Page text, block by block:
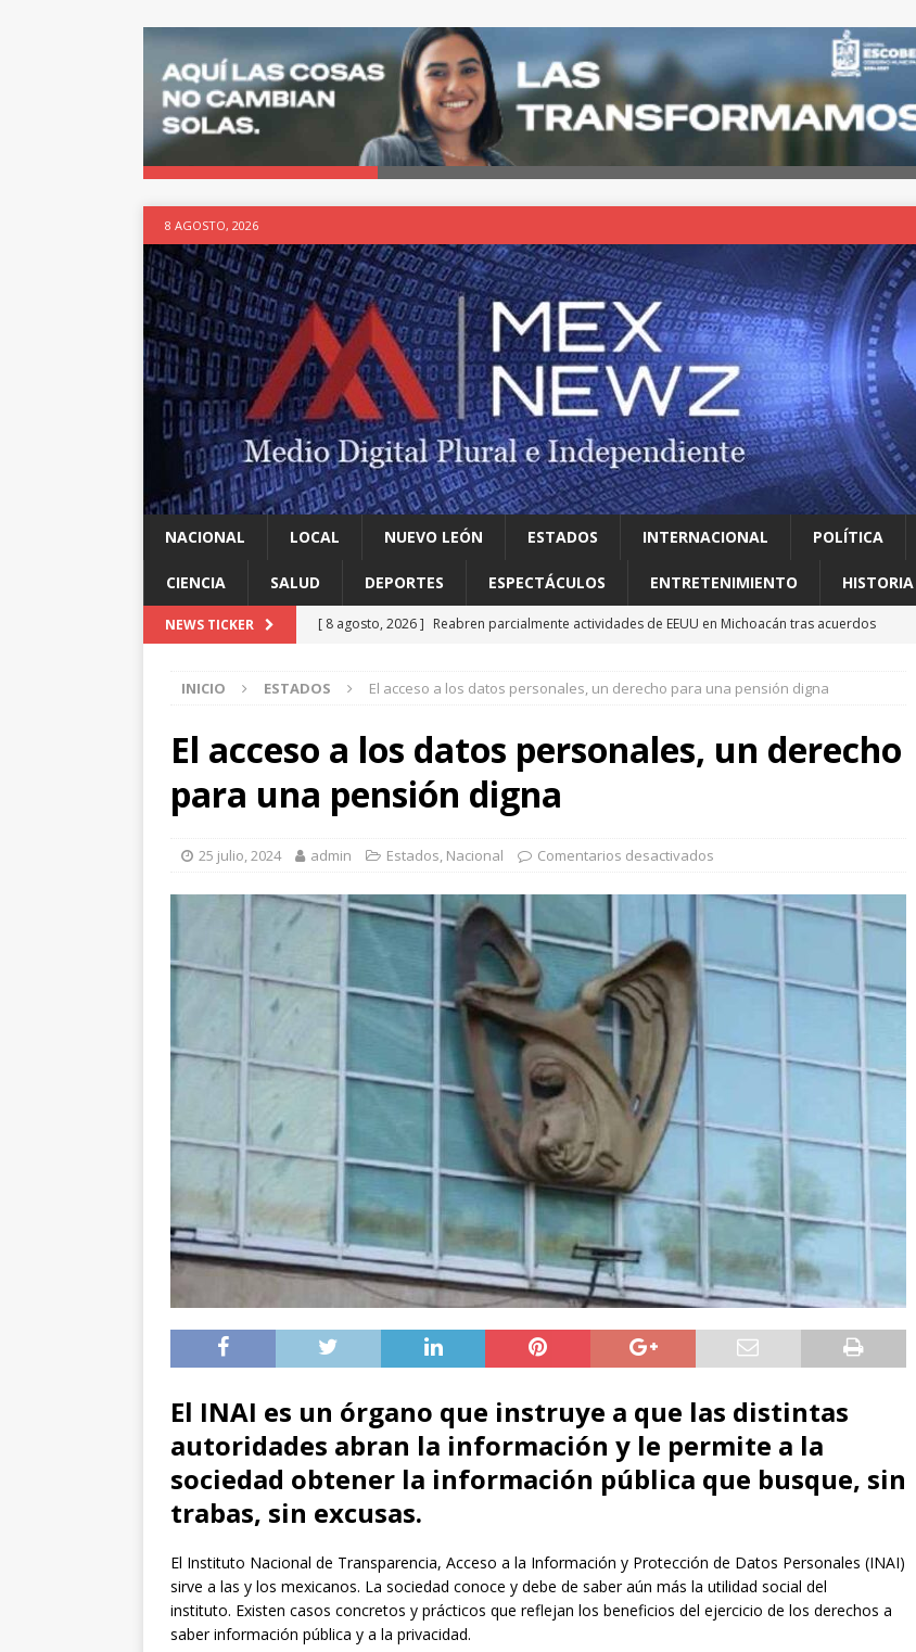
8 AGOSTO, 2026
NACIONAL LOCAL NUEVO LEÓN ESTADOS INTERNACIONAL POLÍTICA
CIENCIA SALUD DEPORTES ESPECTÁCULOS ENTRETENIMIENTO
NEWS TICKER [ 8 agosto, 2026 ] Reabren parcialmente actividades de EEUU en Michoacán tras acuerdos
[ 8 agosto, 2026 ] Ya cantó el gallo
HISTORIA Y CURIOSIDADES
[ 8 agosto, 2026 ]
Resienten ciudadanos el abandono institucional: Waldo
Impulsa Mijes ‘Modo Transformación’ para que llegue a NL un gobierno
del ‘sí’
LOCAL
INICIO ESTADOS El acceso a los datos personales, un derecho para una pensión digna
El acceso a los datos personales, un derecho
para una pensión digna
25 julio, 2024 admin Estados, Nacional Comentarios desactivados
El INAI es un órgano que instruye a que las distintas
autoridades abran la información y le permite a la
sociedad obtener la información pública que busque, sin
trabas, sin excusas.
El Instituto Nacional de Transparencia, Acceso a la Información y Protección de Datos Personales (INAI)
sirve a las y los mexicanos. La sociedad conoce y debe de saber aún más la utilidad social del
instituto. Existen casos concretos y prácticos que reflejan los beneficios del ejercicio de los derechos a
saber información pública y a la privacidad.